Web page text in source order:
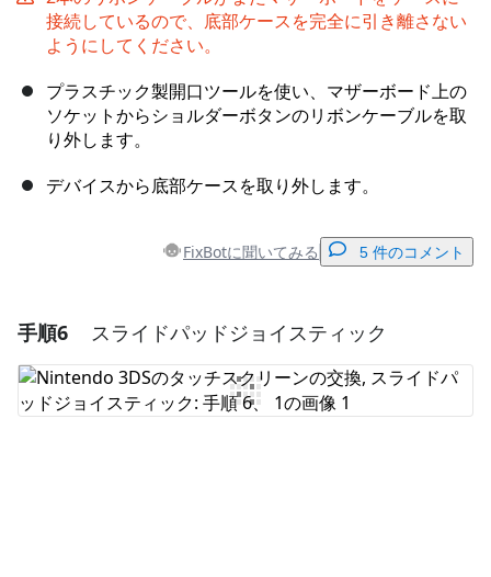
接続しているので、底部ケースを完全に引き離さない
ようにしてください。
プラスチック製開口ツールを使い、マザーボード上の
ソケットからショルダーボタンのリボンケーブルを取
り外します。
デバイスから底部ケースを取り外します。
FixBotに聞いてみる 5 件のコメント
コメントを追加
コメントを追加
手順6 スライドパッドジョイスティック